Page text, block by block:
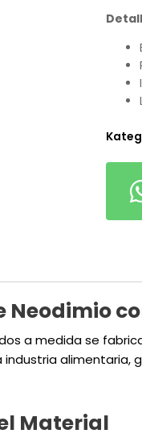
a medida se
Material